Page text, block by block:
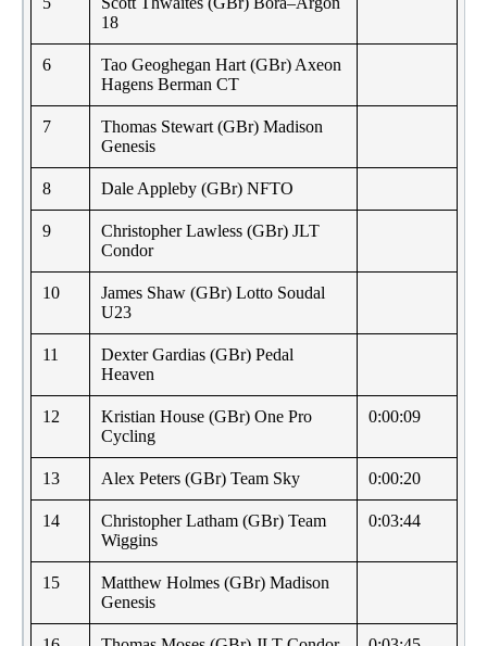
18
6
Tao Geoghegan Hart (GBr) Axeon
Hagens Berman CT
7
Thomas Stewart (GBr) Madison
Genesis
8 Dale Appleby (GBr) NFTO
9
Christopher Lawless (GBr) JLT
Condor
10
James Shaw (GBr) Lotto Soudal
U23
11
Dexter Gardias (GBr) Pedal
Heaven
12
Kristian House (GBr) One Pro
Cycling
0:00:09
13 Alex Peters (GBr) Team Sky 0:00:20
14
Christopher Latham (GBr) Team
Wiggins
0:03:44
15
Matthew Holmes (GBr) Madison
Genesis